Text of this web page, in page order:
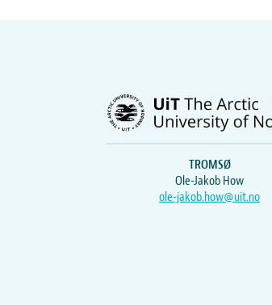
TROMSØ
Ole-Jakob How
ole-jakob.how@uit.no